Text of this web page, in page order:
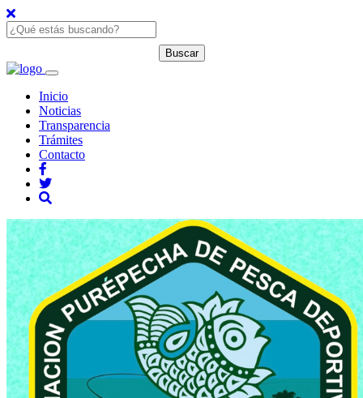
Inicio
Noticias
Transparencia
Trámites
Contacto